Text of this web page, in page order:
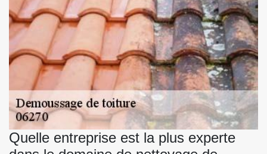
Quelle entreprise est la plus experte